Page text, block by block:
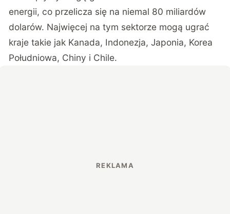
energii, co przelicza się na niemal 80 miliardów
dolarów. Najwięcej na tym sektorze mogą ugrać
kraje takie jak Kanada, Indonezja, Japonia, Korea
Południowa, Chiny i Chile.